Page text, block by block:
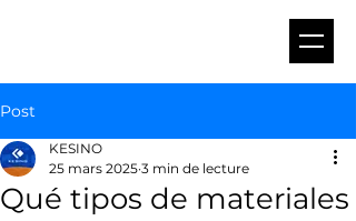
Post
Qué tipos de materiales
KESINO
25 mars 2025 3 min de lecture